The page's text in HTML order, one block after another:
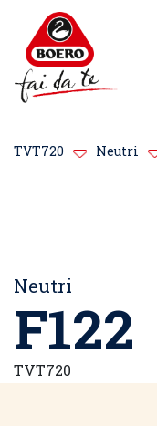
TVT720 Neutri
Neutri
F122
TVT720